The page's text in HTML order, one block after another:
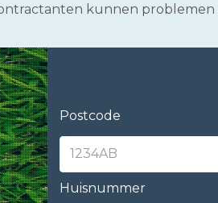
kunnen problemen
Postcode
Huisnummer